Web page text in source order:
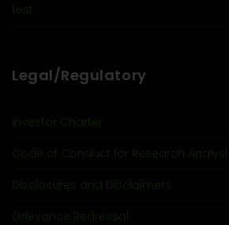
test
Legal/Regulatory
Investor Charter
Code of Conduct for Research Analyst
Disclosures and Disclaimers
Grievance Redressal